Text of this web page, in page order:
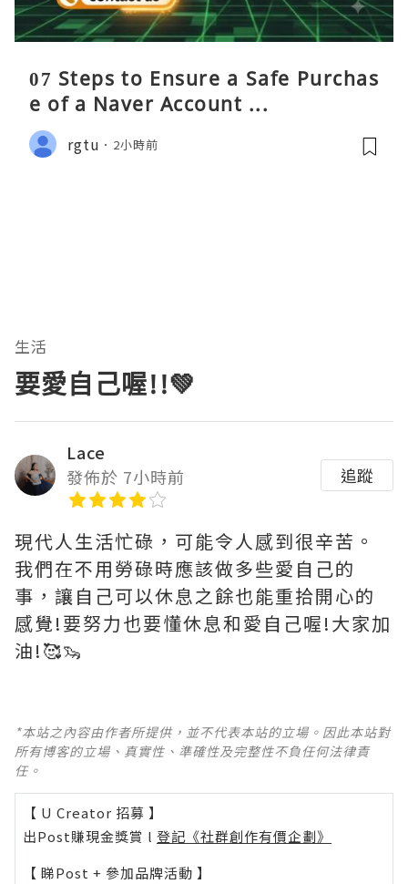
07 Steps to Ensure a Safe Purchas
e of a Naver Account ...
rgtu 2小時前
生活
要愛自己喔!!💚
Lace
發佈於 7小時前
追蹤
現代人生活忙碌，可能令人感到很辛苦。
我們在不用勞碌時應該做多些愛自己的
事，讓自己可以休息之餘也能重拾開心的
感覺!要努力也要懂休息和愛自己喔!大家加
油!🥰🦦
*本站之內容由作者所提供，並不代表本站的立場。因此本站對
所有博客的立場、真實性、準確性及完整性不負任何法律責
任。
【 U Creator 招募 】
出Post賺現金獎賞 l 登記《社群創作有價企劃》
【 睇Post + 參加品牌活動 】